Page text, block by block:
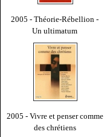
2005 - Théorie-Rébellion -
Un ultimatum
2005 - Vivre et penser comme
des chrétiens